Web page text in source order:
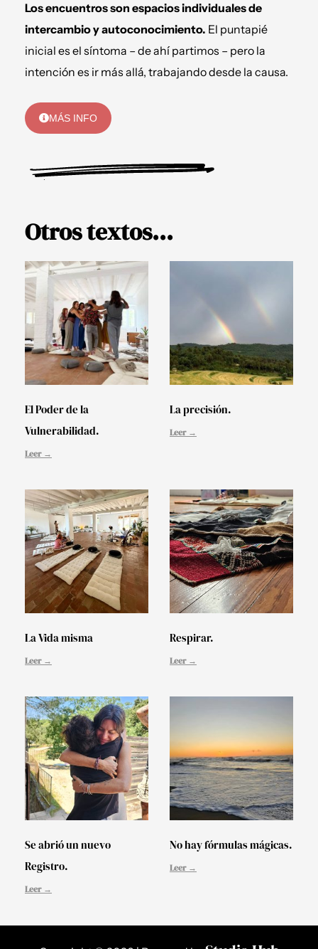
Los encuentros son espacios individuales de
intercambio y autoconocimiento. El puntapié
inicial es el síntoma – de ahí partimos – pero la
intención es ir más allá, trabajando desde la causa.
MÁS INFO
Otros textos...
El Poder de la
Vulnerabilidad.
Leer →
La precisión.
Leer →
La Vida misma
Leer →
Respirar.
Leer →
Se abrió un nuevo
Registro.
Leer →
No hay fórmulas mágicas.
Leer →